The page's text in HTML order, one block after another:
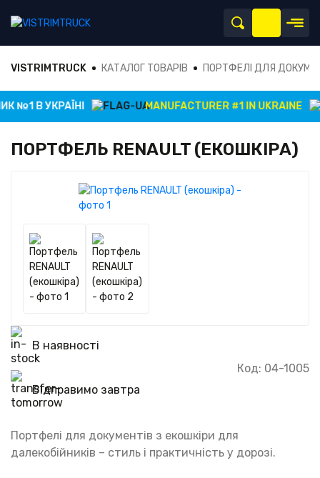
VISTRIMTRUCK КАТАЛОГ ТОВАРІВ ПОРТФЕЛІ ДЛЯ
№1 В УКРАЇНІ MANUFACTURER #1 IN UKRAINE
ПОРТФЕЛЬ RENAULT (ЕКОШКІРА)
В наявності
Відправимо завтра
Код: 04-1005
Портфелі для документів з екошкіри для
далекобійників – стиль і практичність у дорозі.